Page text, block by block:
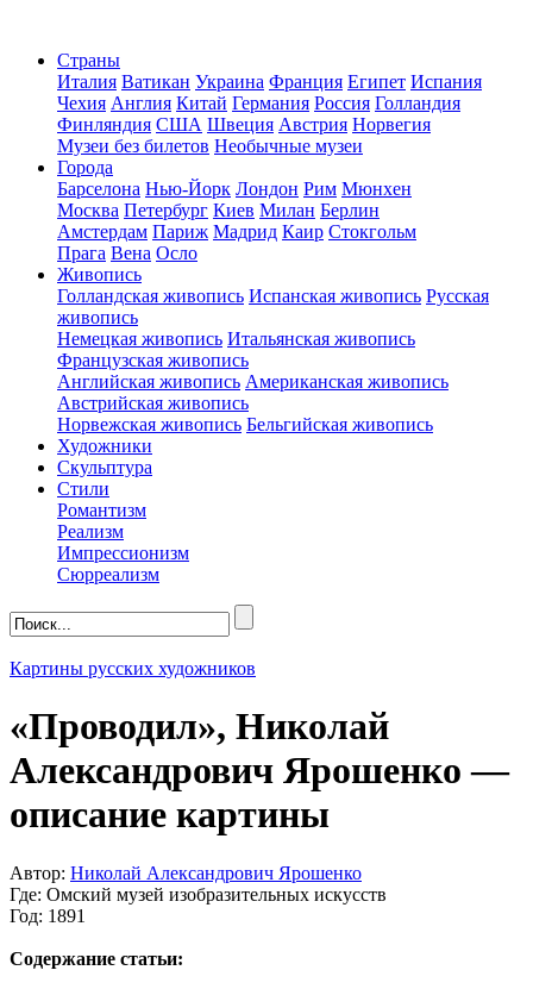
Страны
Италия Ватикан Украина Франция Египет Испания
Чехия Англия Китай Германия Россия Голландия
Финляндия США Швеция Австрия Норвегия
Музеи без билетов Необычные музеи
Города
Барселона Нью-Йорк Лондон Рим Мюнхен
Москва Петербург Киев Милан Берлин
Амстердам Париж Мадрид Каир Стокгольм
Прага Вена Осло
Живопись
Голландская живопись Испанская живопись Русская
живопись
Немецкая живопись Итальянская живопись
Французская живопись
Английская живопись Американская живопись
Австрийская живопись
Норвежская живопись Бельгийская живопись
Художники
Скульптура
Стили
Романтизм
Реализм
Импрессионизм
Сюрреализм
Картины русских художников
«Проводил», Николай
Александрович Ярошенко —
описание картины
Автор: Николай Александрович Ярошенко
Где: Омский музей изобразительных искусств
Год: 1891
Содержание статьи: